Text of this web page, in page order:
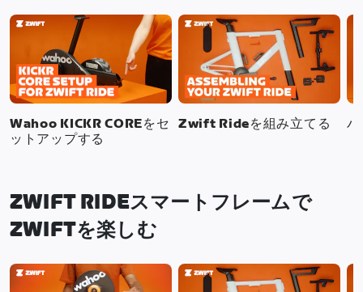
Wahoo KICKR COREをセ
ットアップする
Zwift Rideを組み立てる バ
ZWIFT RIDEスマートフレームで
ZWIFTを楽しむ